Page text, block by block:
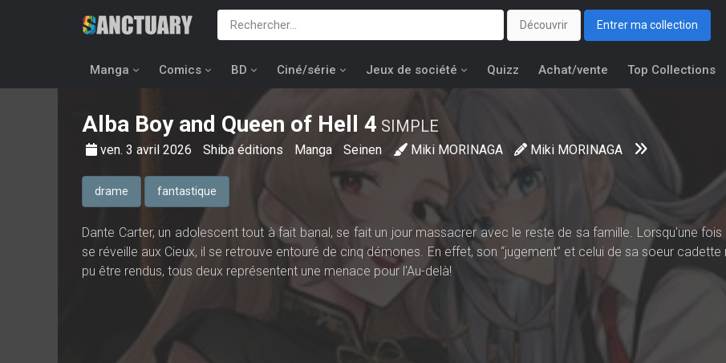
Découvrir Entrer ma collection
Manga Comics BD Ciné/série Jeux de société Quizz Achat/vente Top Collections
Alba Boy and Queen of Hell 4 SIMPLE
ven. 3 avril 2026 Shiba éditions Manga Seinen Miki MORINAGA Miki MORINAGA
drame fantastique
Dante Carter, un adolescent tout à fait banal, se fait un jour massacrer avec le reste de sa famille. Lorsqu'une fois
se réveille aux Cieux, il se retrouve entouré de cinq démones. En effet, son “jugement” et celui de sa soeur cadette
pu être rendus, tous deux représentent une menace pour l'Au-delà!